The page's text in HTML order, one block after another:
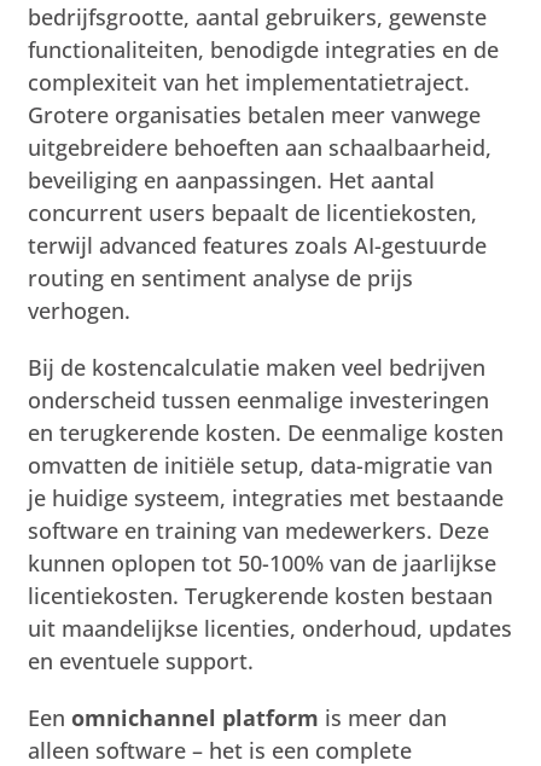
bedrijfsgrootte, aantal gebruikers, gewenste
functionaliteiten, benodigde integraties en de
complexiteit van het implementatietraject.
Grotere organisaties betalen meer vanwege
uitgebreidere behoeften aan schaalbaarheid,
beveiliging en aanpassingen. Het aantal
concurrent users bepaalt de licentiekosten,
terwijl advanced features zoals AI-gestuurde
routing en sentiment analyse de prijs
verhogen.
Bij de kostencalculatie maken veel bedrijven
onderscheid tussen eenmalige investeringen
en terugkerende kosten. De eenmalige kosten
omvatten de initiële setup, data-migratie van
je huidige systeem, integraties met bestaande
software en training van medewerkers. Deze
kunnen oplopen tot 50-100% van de jaarlijkse
licentiekosten. Terugkerende kosten bestaan
uit maandelijkse licenties, onderhoud, updates
en eventuele support.
Eenomnichannel platform is meer dan
alleen software – het is een complete